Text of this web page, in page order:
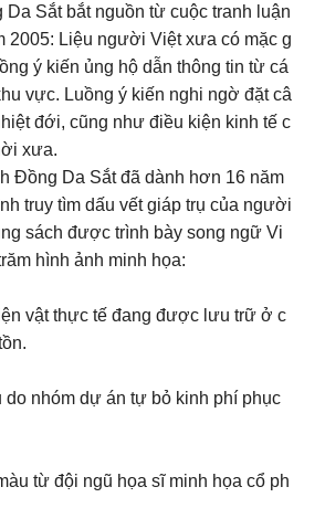
Sắt bắt nguồn từ cuộc tranh luận
2005: Liệu người Việt xưa có mặc g
ý kiến ủng hộ dẫn thông tin từ cá
vực. Luồng ý kiến nghi ngờ đặt câ
đới, cũng như điều kiện kinh tế c
xưa.
Đồng Da Sắt đã dành hơn 16 năm
truy tìm dấu vết giáp trụ của người
sách được trình bày song ngữ Vi
hình ảnh minh họa:
vật thực tế đang được lưu trữ ở c
do nhóm dự án tự bỏ kinh phí phục
từ đội ngũ họa sĩ minh họa cổ ph